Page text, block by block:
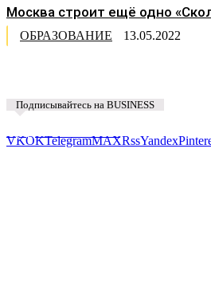
Москва строит ещё одно
ОБРАЗОВАНИЕ 13.05.2022
Подписывайтесь на BUSINESS
VKOKTelegramMAXRssYandex